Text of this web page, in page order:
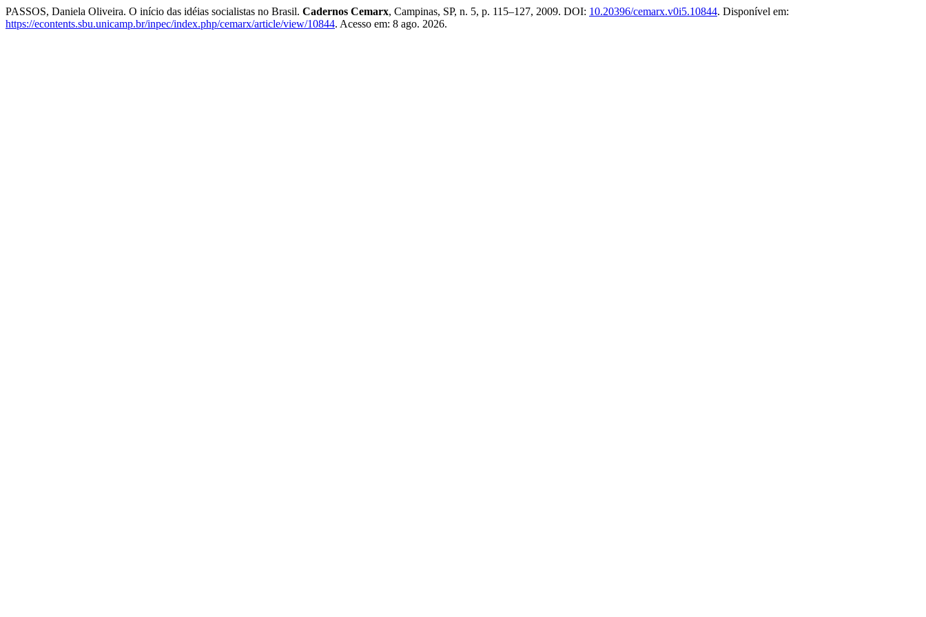
PASSOS, Daniela Oliveira. O início das idéias socialistas no Brasil. Cadernos Cemarx, Campinas, SP, n. 5, p. 115–127, 2009. DOI: 10.20396/cemarx.v0i5.10844. Disponível em:
https://econtents.sbu.unicamp.br/inpec/index.php/cemarx/article/view/10844. Acesso em: 8 ago. 2026.